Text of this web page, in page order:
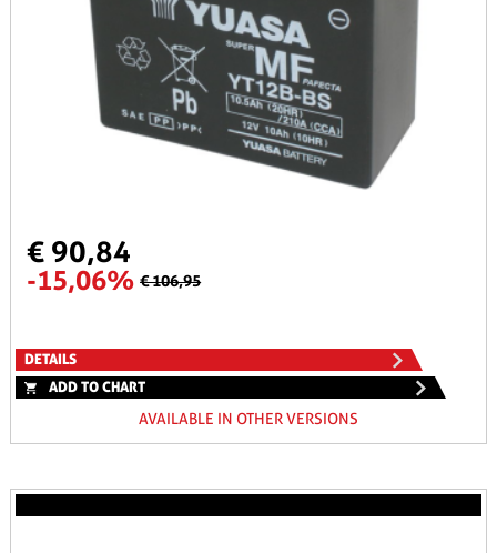
€ 90,84
-15,06% € 106,95
DETAILS
ADD TO CHART
AVAILABLE IN OTHER VERSIONS